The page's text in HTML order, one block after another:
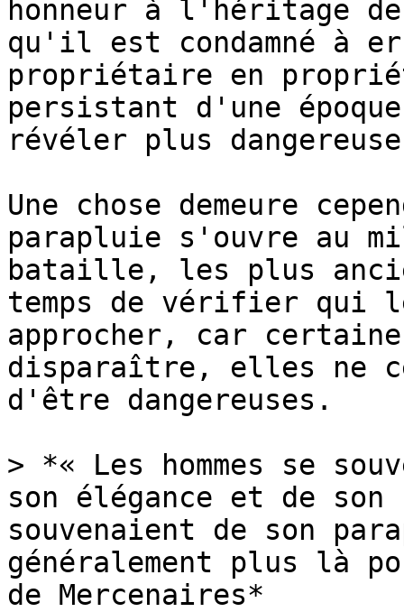
honneur à l'héritage
qu'il est condamné à
propriétaire en
persistant d'une
révéler plus
Une chose demeure
parapluie s'ouvre au
bataille, les plus
temps de vérifier qui
approcher, car
disparaître, elles ne
d'être dangereuses.
> *« Les hommes se
son élégance et de
souvenaient de son
généralement plus là
de Mercenaires*